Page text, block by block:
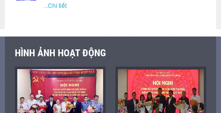
Chi tiết
HÌNH ẢNH HOẠT ĐỘNG